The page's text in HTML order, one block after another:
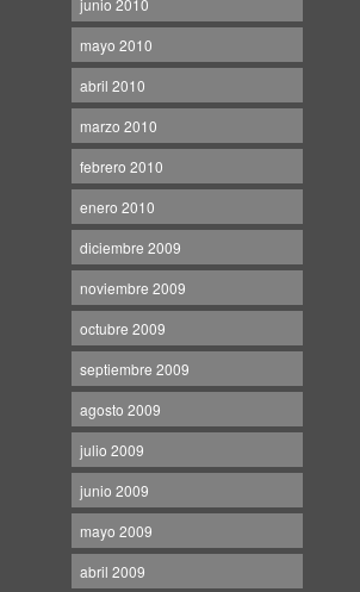
junio 2010
mayo 2010
abril 2010
marzo 2010
febrero 2010
enero 2010
diciembre 2009
noviembre 2009
octubre 2009
septiembre 2009
agosto 2009
julio 2009
junio 2009
mayo 2009
abril 2009